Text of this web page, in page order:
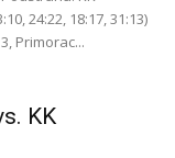
24:22, 18:17, 31:13)
Primorac...
KK